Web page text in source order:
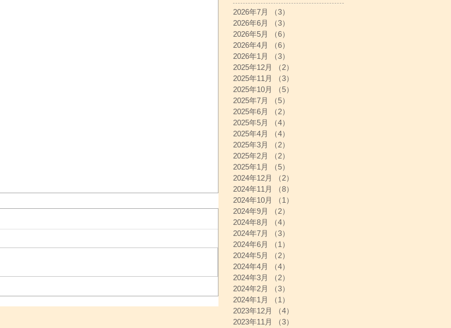
2026年7月 （3）
2026年6月
（3）
2026年5月
（6）
2026年4月
（6）
2026年1月
（3）
2025年12月
（2）
2025年11月
（3）
2025年10月
（5）
2025年7月
（5）
2025年6月
（2）
2025年5月
（4）
2025年4月
（4）
2025年3月
（2）
2025年2月
（2）
2025年1月
（5）
2024年12月
（2）
2024年11月
（8）
2024年10月
（1）
2024年9月
（2）
2024年8月
（4）
2024年7月
（3）
2024年6月
（1）
2024年5月
（2）
2024年4月
（4）
2024年3月
（2）
2024年2月
（3）
2024年1月
（1）
2023年12月
（4）
2023年11月
（3）